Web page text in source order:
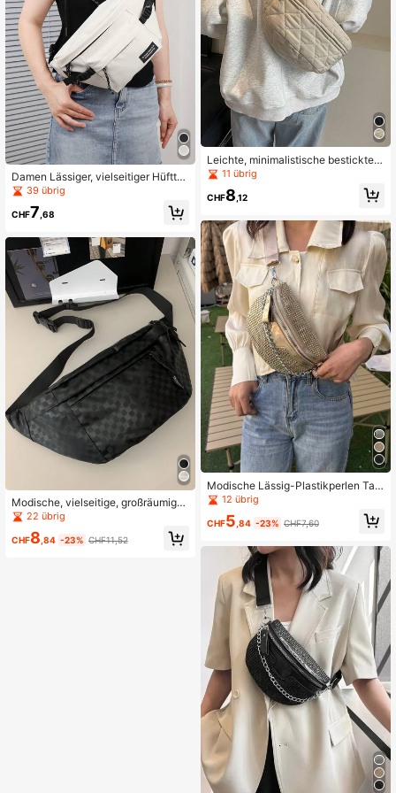
Damen Lässiger, vielseitiger Hüfttas
che Brusttasche
39 übrig
CHF7 ,68
Modische, vielseitige, großräumige,
mehrfachtaschige, wasserdichte Br
ustbeutel-Hüfttasche
22 übrig
CHF8 ,84 -23% CHF11,52
sungsvermögen, Laptop-Fach, trag
bar, für Teenager Mädchen Frauen
College-Studenten, Jungen und Mä
nner, College, Grundschule, Mittels
chule, High School, Arbeit, Busines
s, pendeln, draußen, Reisen, Ausflü
ge
Leichte, minimalistische bestickter
Brusttasche/Hüfttasche/Handytasc
he
11 übrig
CHF8 ,12
Modische Lässig-Plastikperlen Taill
en-/Brusttasche
12 übrig
CHF5 ,84 -23% CHF7,60